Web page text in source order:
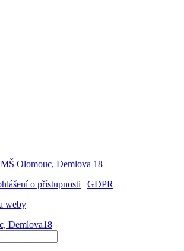
Olomouc, Demlova 18
o přístupnosti | GDPR
weby